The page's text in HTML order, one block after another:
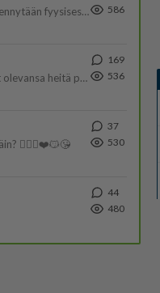
Yhtä paljon, kuin minä sinusta? Haaveissa ollaan kahdestaan, rauhassa ja lähennytään fyysisesti ja tutustutaan syvemmin
586
Tulevat tänne palstalle haukkumaan miehiä ja naljailemaan miehelle, kehuvat olevansa heitä parempia. Itse asuvat MIEHE
169
536
👩‍❤️‍👩❤️😼😘
37
530
44
480